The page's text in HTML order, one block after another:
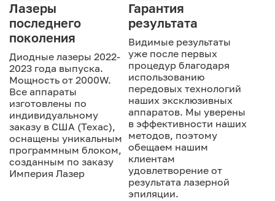
Лазеры
последнего
поколения
Диодные лазеры 2022-
2023 года выпуска.
Мощность от 2000W.
Все аппараты
изготовлены по
индивидуальному
заказу в США (Техас),
оснащены уникальным
программным блоком,
созданным по заказу
Империя Лазер
Гарантия
результата
Видимые результаты
уже после первых
процедур благодаря
использованию
передовых технологий
наших эксклюзивных
аппаратов. Мы уверены
в эффективности наших
методов, поэтому
обещаем нашим
клиентам
удовлетворение от
результата лазерной
эпиляции.